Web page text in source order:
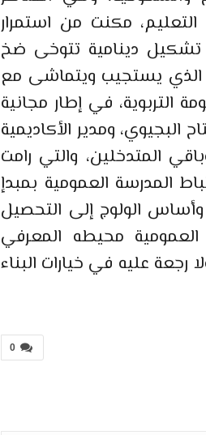
مكنت من استمرار
تشكيل دينامية تتوخى ضخ
الذي يستجيب ويتماشى مع
التربوية، في إطار مجانية
البجيوي، ومدير الأكاديمية
المتدخلين، والتي رامت
المدرسة العمومية بمبدإ
الولوج إلى التحصيل
محيطه المعرفي
رجعة عليه في خيارات البناء
0